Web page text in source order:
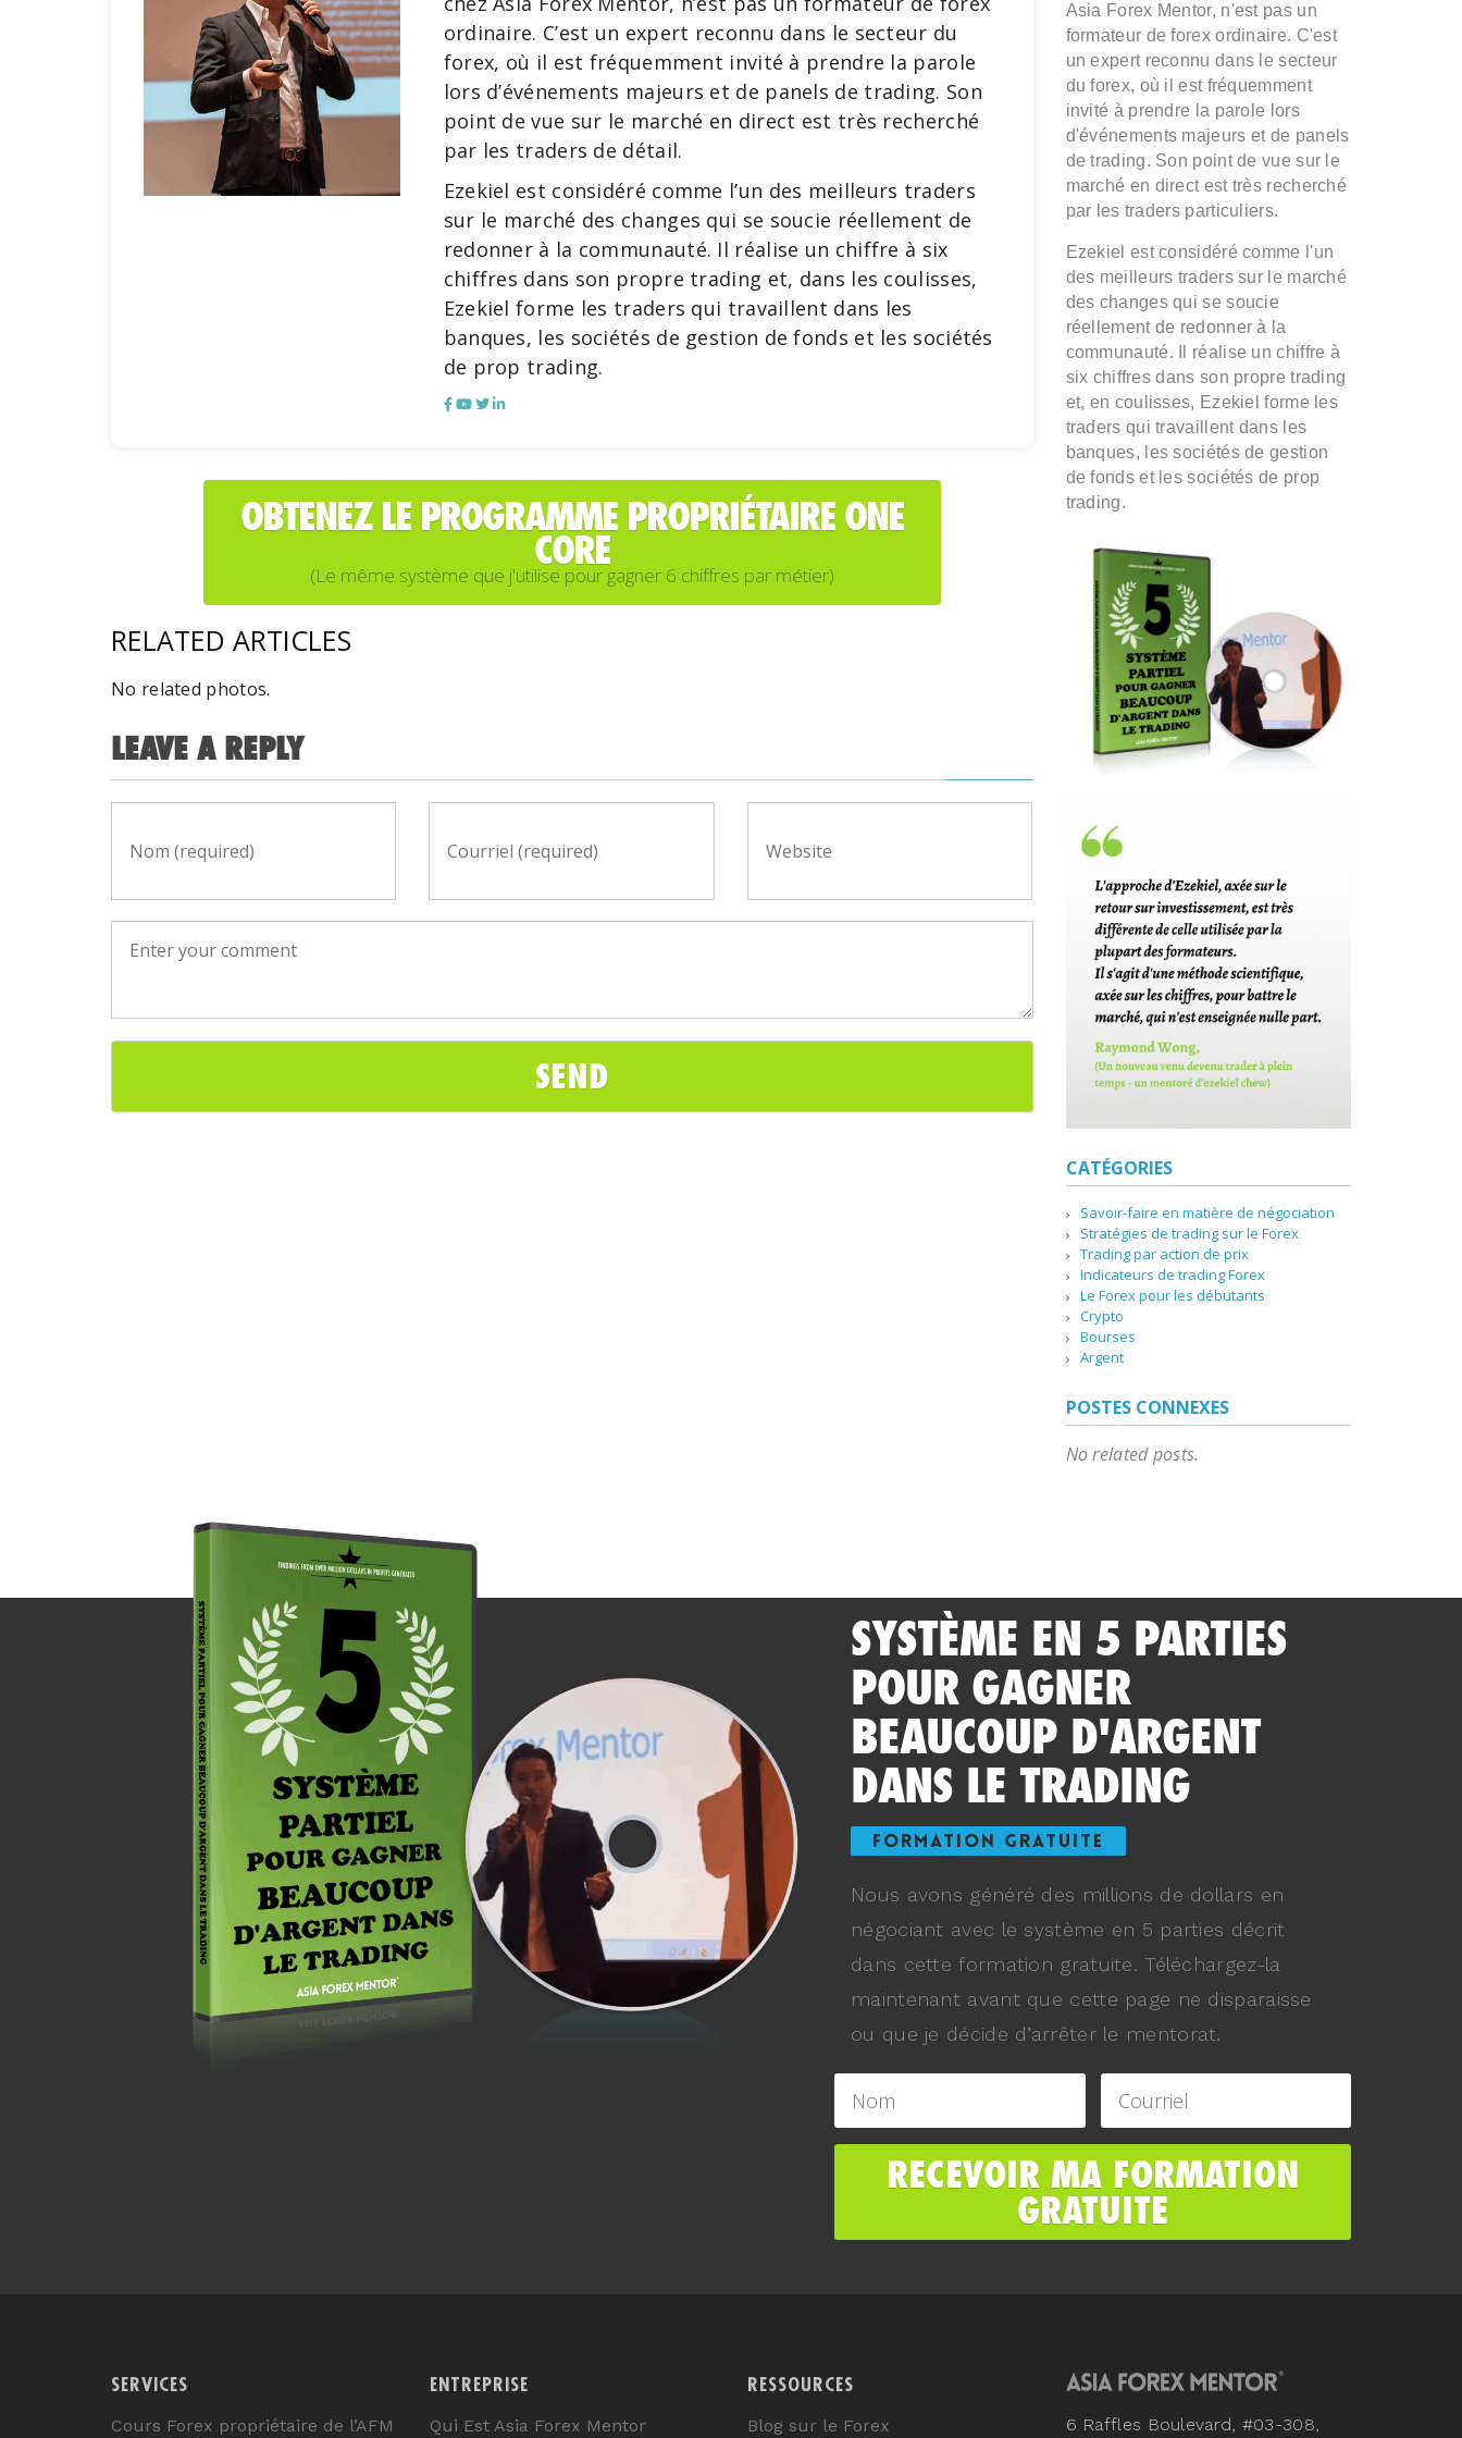
ordinaire. C’est un expert reconnu dans le secteur du
forex, où il est fréquemment invité à prendre la parole
lors d’événements majeurs et de panels de trading. Son
point de vue sur le marché en direct est très recherché
par les traders de détail.
Ezekiel est considéré comme l’un des meilleurs traders
sur le marché des changes qui se soucie réellement de
redonner à la communauté. Il réalise un chiffre à six
chiffres dans son propre trading et, dans les coulisses,
Ezekiel forme les traders qui travaillent dans les
banques, les sociétés de gestion de fonds et les sociétés
de prop trading.
OBTENEZ LE PROGRAMME PROPRIÉTAIRE ONE
CORE
(Le même système que j'utilise pour gagner 6 chiffres par métier)
RELATED ARTICLES
No related photos.
LEAVE A REPLY
Asia Forex Mentor, n'est pas un
formateur de forex ordinaire. C'est
un expert reconnu dans le secteur
du forex, où il est fréquemment
invité à prendre la parole lors
d'événements majeurs et de panels
de trading. Son point de vue sur le
marché en direct est très recherché
par les traders particuliers.
Ezekiel est considéré comme l'un
des meilleurs traders sur le marché
des changes qui se soucie
réellement de redonner à la
communauté. Il réalise un chiffre à
six chiffres dans son propre trading
et, en coulisses, Ezekiel forme les
traders qui travaillent dans les
banques, les sociétés de gestion
de fonds et les sociétés de prop
trading.
CATÉGORIES
Savoir-faire en matière de négociation
Stratégies de trading sur le Forex
Trading par action de prix
Indicateurs de trading Forex
Le Forex pour les débutants
Crypto
Bourses
Argent
POSTES CONNEXES
No related posts.
SYSTÈME EN 5 PARTIES
POUR GAGNER
BEAUCOUP D'ARGENT
DANS LE TRADING
FORMATION GRATUITE
Nous avons généré des millions de dollars en
négociant avec le système en 5 parties décrit
dans cette formation gratuite. Téléchargez-la
maintenant avant que cette page ne disparaisse
ou que je décide d’arrêter le mentorat.
SERVICES
Cours Forex propriétaire de l’AFM
ENTREPRISE
Qui Est Asia Forex Mentor
RESSOURCES
Blog sur le Forex 6 Raffles Boulevard, #03-308,